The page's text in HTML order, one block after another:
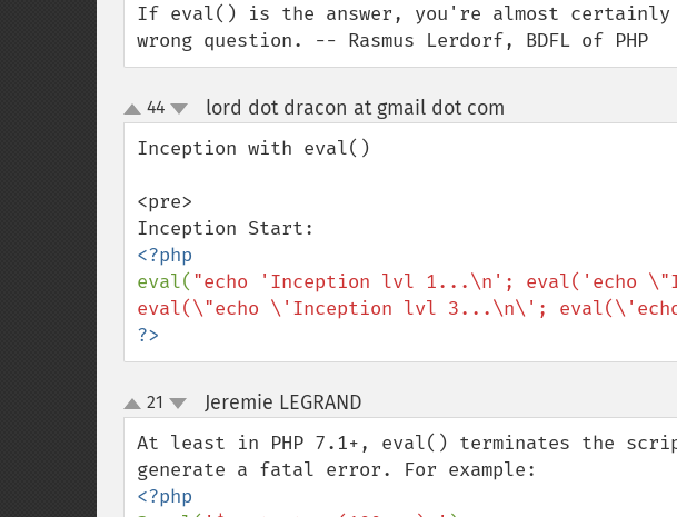
If eval() is the answer, you're almost certainly
wrong question. -- Rasmus Lerdorf, BDFL of PHP
up
down
44 lord dot dracon at gmail dot com
Inception with eval()
<pre>
eval( "echo 'Inception lvl 1...\n'; eval('echo
eval(\"echo \'Inception lvl 3...\n\';
?>
up
down
21 Jeremie LEGRAND
At least in PHP 7.1+, eval() terminates the